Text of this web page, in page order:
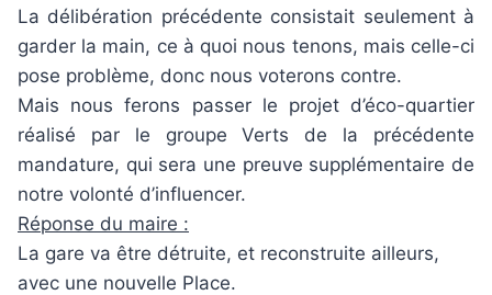
La délibération précédente consistait seulement à
garder la main, ce à quoi nous tenons, mais celle-ci
pose problème, donc nous voterons contre.
Mais nous ferons passer le projet d’éco-quartier
réalisé par le groupe Verts de la précédente
mandature, qui sera une preuve supplémentaire de
notre volonté d’influencer.
Réponse du maire :
La gare va être détruite, et reconstruite ailleurs,
avec une nouvelle Place.